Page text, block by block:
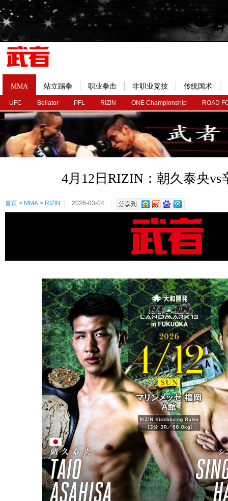
MMA
UFC Bellator PFL RIZIN ONE Championship ROAD
站立踢拳 职业拳击 非职业竞技 传统国术
4月12日RIZIN：朝久泰央vs
首页 > MMA > RIZIN 2026-03-04